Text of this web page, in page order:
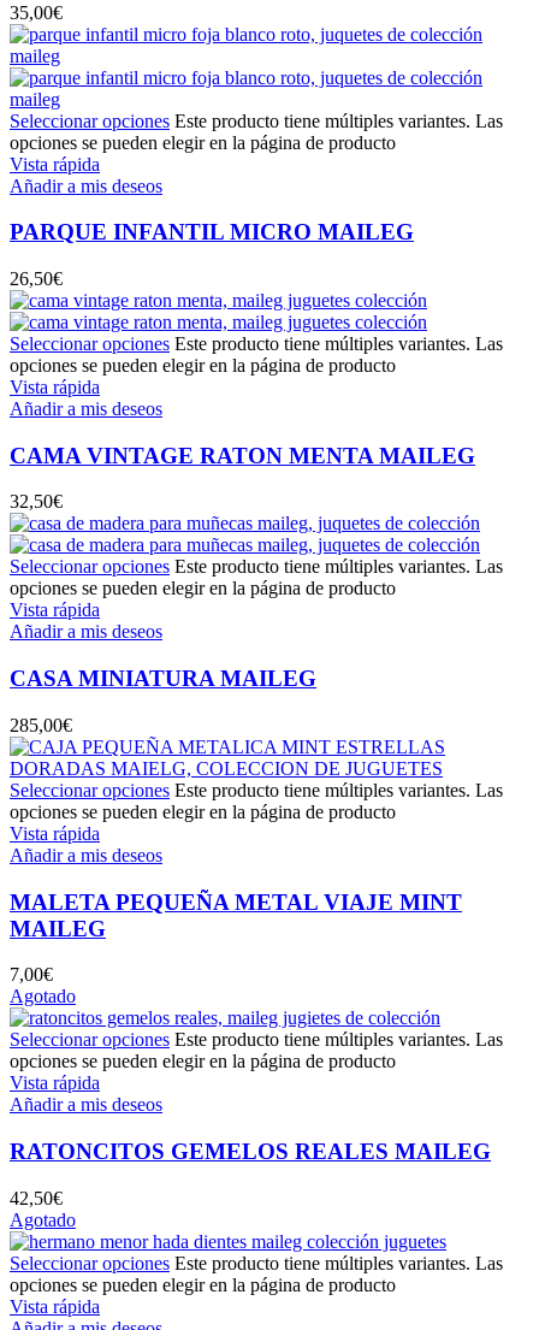
35,00€
Seleccionar opciones Este producto tiene múltiples variantes. Las
opciones se pueden elegir en la página de producto
Vista rápida
Añadir a mis deseos
PARQUE INFANTIL MICRO MAILEG
26,50€
Seleccionar opciones Este producto tiene múltiples variantes. Las
opciones se pueden elegir en la página de producto
Vista rápida
Añadir a mis deseos
CAMA VINTAGE RATON MENTA MAILEG
32,50€
Seleccionar opciones Este producto tiene múltiples variantes. Las
opciones se pueden elegir en la página de producto
Vista rápida
Añadir a mis deseos
CASA MINIATURA MAILEG
285,00€
Seleccionar opciones Este producto tiene múltiples variantes. Las
opciones se pueden elegir en la página de producto
Vista rápida
Añadir a mis deseos
MALETA PEQUEÑA METAL VIAJE MINT
MAILEG
7,00€
Agotado
Seleccionar opciones Este producto tiene múltiples variantes. Las
opciones se pueden elegir en la página de producto
Vista rápida
Añadir a mis deseos
RATONCITOS GEMELOS REALES MAILEG
42,50€
Agotado
Seleccionar opciones Este producto tiene múltiples variantes. Las
opciones se pueden elegir en la página de producto
Vista rápida